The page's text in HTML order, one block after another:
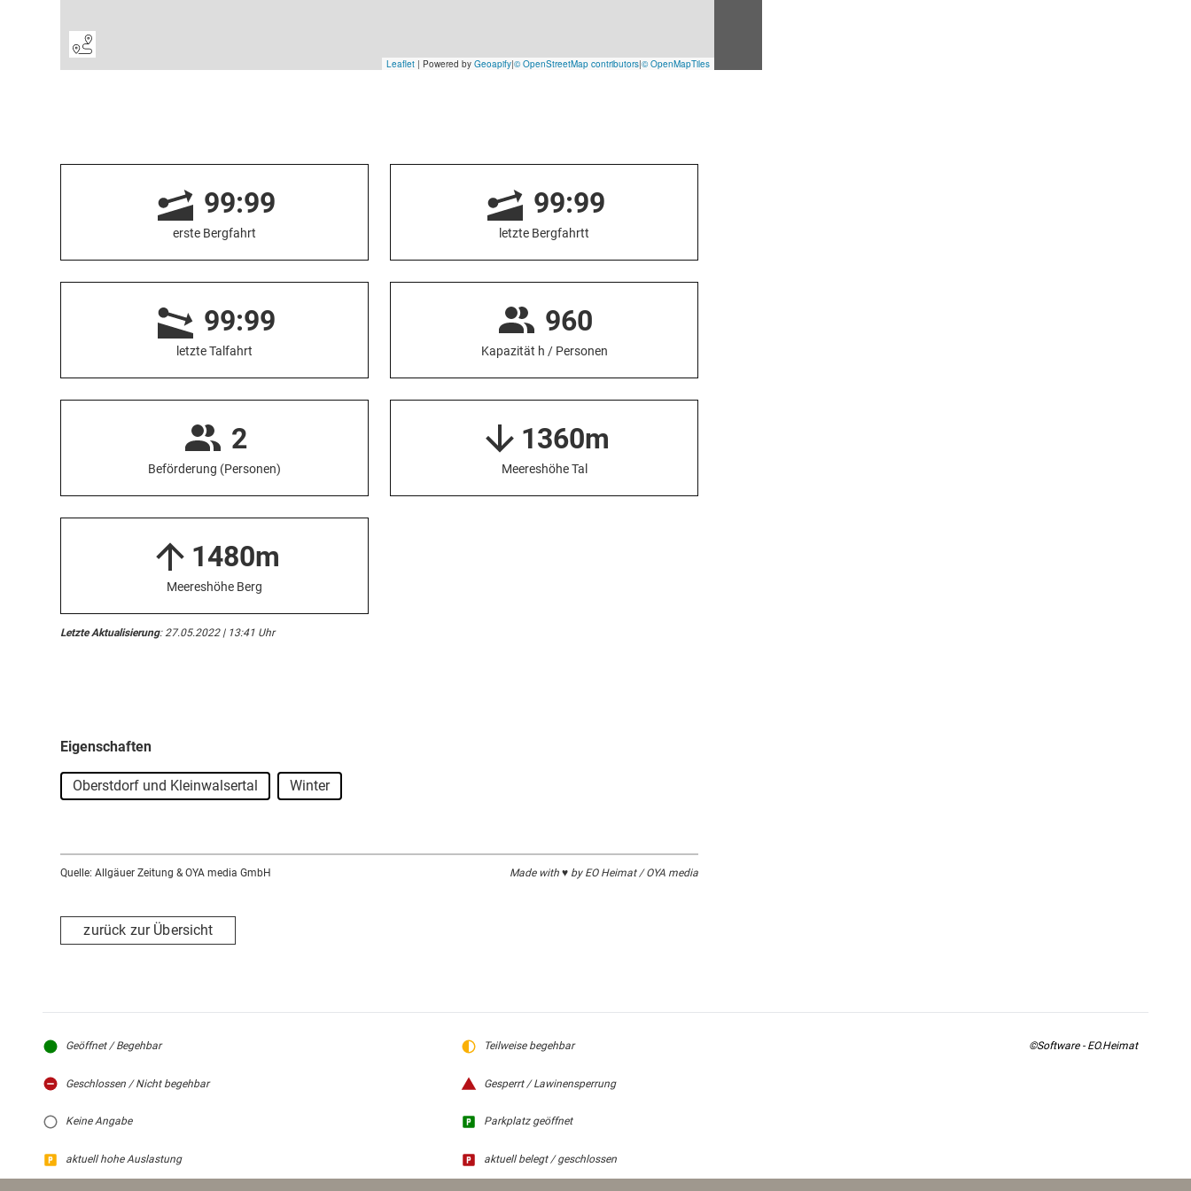
99:99
erste Bergfahrt
99:99
letzte Bergfahrtt
99:99
letzte Talfahrt
960
Kapazität h / Personen
2
Beförderung (Personen)
1360m
Meereshöhe Tal
1480m
Meereshöhe Berg
Letzte Aktualisierung: 27.05.2022 | 13:41 Uhr
Eigenschaften
Oberstdorf und Kleinwalsertal Winter
Quelle: Allgäuer Zeitung & OYA media GmbH Made with ♥ by EO Heimat / OYA media
zurück zur Übersicht
Geöffnet / Begehbar Teilweise begehbar
Geschlossen / Nicht begehbar Gesperrt / Lawinensperrung
Keine Angabe Parkplatz geöffnet
aktuell hohe Auslastung aktuell belegt / geschlossen
©Software - EO.Heimat